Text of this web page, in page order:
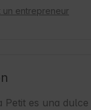
un entrepreneur
Petit es una